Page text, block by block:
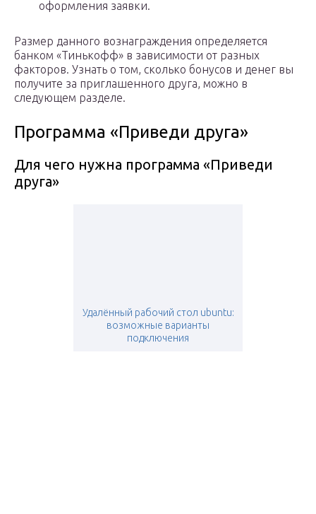
оформления заявки.
Размер данного вознаграждения определяется
банком «Тинькофф» в зависимости от разных
факторов. Узнать о том, сколько бонусов и денег вы
получите за приглашенного друга, можно в
следующем разделе.
Программа «Приведи друга»
Для чего нужна программа «Приведи
друга»
Удалённый рабочий стол ubuntu:
возможные варианты
подключения